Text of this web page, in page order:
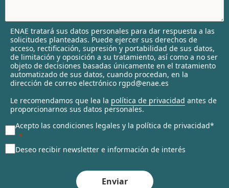
l
e
c
t
e
d
ENAE tratará sus datos personales para dar respuesta a las
solicitudes planteadas. Puede ejercer sus derechos de
acceso, rectificación, supresión y portabilidad de sus datos,
de limitación y oposición a su tratamiento, así como a no ser
objeto de decisiones basadas únicamente en el tratamiento
automatizado de sus datos, cuando procedan, en la
dirección de correo electrónico rgpd@enae.es
Le recomendamos que lea la política de privacidad antes de
proporcionarnos sus datos personales.
Acepto las condiciones legales y la política de privacidad*
Deseo recibir newsletter e información de interés
Enviar